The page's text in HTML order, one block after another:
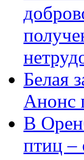
Белая
Анонс
В
птиц –